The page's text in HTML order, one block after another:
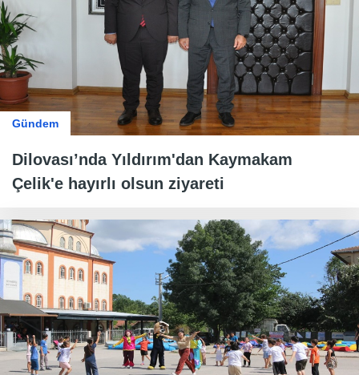
Gündem
Dilovası’nda Yıldırım'dan Kaymakam
Çelik'e hayırlı olsun ziyareti